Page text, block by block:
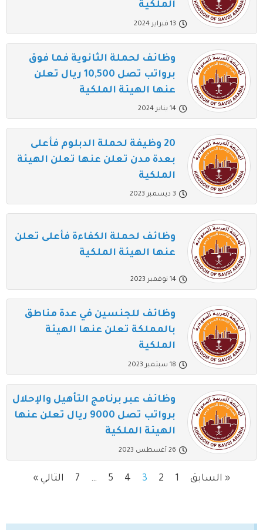
الملكية
13 فبراير 2024
وظائف لحملة الثانوية فما فوق
برواتب تصل 10,500 ريال تعلن
عنها الهيئة الملكية
14 يناير 2024
20 وظيفة لحملة الدبلوم فأعلى
بعدة مدن تعلن عنها تعلن الهيئة
الملكية
3 ديسمبر 2023
وظائف لحملة الكفاءة فأعلى تعلن
عنها الهيئة الملكية
14 نوفمبر 2023
وظائف للجنسين في عدة مناطق
بالمملكة تعلن عنها الهيئة
الملكية
18 سبتمبر 2023
وظائف عبر برنامج التأهيل والإحلال
برواتب تصل 9000 ريال تعلن عنها
الهيئة الملكية
26 أغسطس 2023
« السابق 1
2
3
4
5
…
7 التالي »